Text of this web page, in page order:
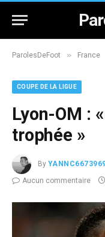
ParolesDeFoot » France
COUPE DE LA LIGUE
Lyon-OM :
trophée »
By
Aucun commentaire